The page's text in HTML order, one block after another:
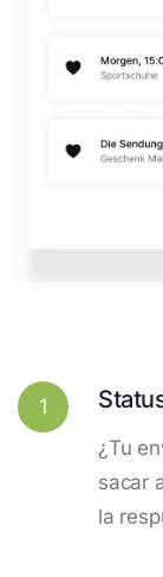
1
¿Tu
sacar
la